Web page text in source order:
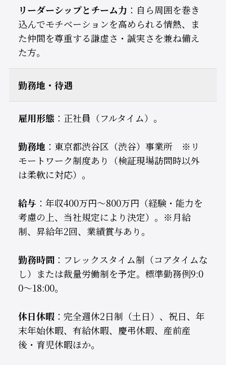
リーダーシップとチーム力 ：自ら周囲を巻き
込んでモチベーションを高められる情熱、ま
た仲間を尊重する謙虚さ・誠実さを兼ね備え
た方。
勤務地・待遇
雇用形態：正社員（フルタイム）。
勤務地 ：東京都渋谷区（渋谷）事業所 ※リ
モートワーク制度あり（検証現場訪問時以外
は柔軟に対応）。
給与 ：年収400万円～800万円（経験・能力を
考慮の上、当社規定により決定）。※月給
制、昇給年2回、業績賞与あり。
勤務時間：フレックスタイム制（コアタイムな
し）または裁量労働制を予定。標準勤務例9:0
0～18:00。
休日休暇：完全週休2日制（土日）、祝日、年
末年始休暇、有給休暇、慶弔休暇、産前産
後・育児休暇ほか。